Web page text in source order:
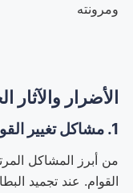
ومرونته
الأضرار والآثار
1. مشاكل تغيير القوام والملمس
من أبرز المشاكل
القوام. عند تجميد